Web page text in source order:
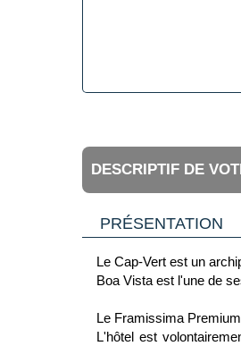
DESCRIPTIF DE
PRÉSENTATION
Le Cap-Vert est un
Boa Vista est l'une de
Le Framissima
L'hôtel est